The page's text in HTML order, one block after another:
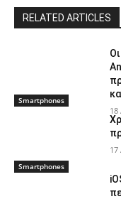
RELATED ARTICLES
Smartphones
18
Smartphones
17